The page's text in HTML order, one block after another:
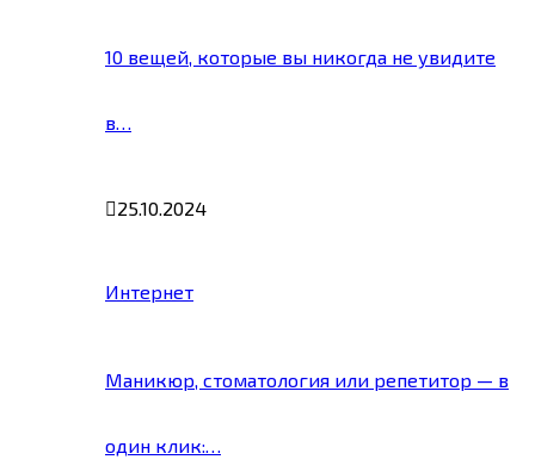
10 вещей, которые вы никогда не увидите
в…
25.10.2024
Интернет
Маникюр, стоматология или репетитор — в
один клик:…